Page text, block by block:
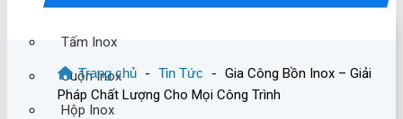
Tấm Inox
Cuộn Inox
Hộp Inox
Trang chủ - Tin Tức - Gia Công Bồn Inox – Giải
Pháp Chất Lượng Cho Mọi Công Trình